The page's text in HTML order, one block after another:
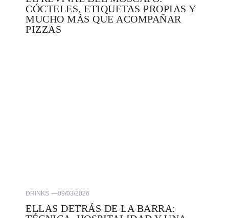
CÓCTELES, ETIQUETAS PROPIAS Y
MUCHO MÁS QUE ACOMPAÑAR
PIZZAS
DRINKS —09/03/2026
ELLAS DETRÁS DE LA BARRA: